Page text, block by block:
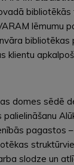
bibliotēkās
lēmumu
klientu
domes sēdē
pagastos
slodze un